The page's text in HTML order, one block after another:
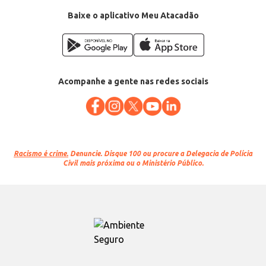
Baixe o aplicativo Meu Atacadão
Acompanhe a gente nas redes sociais
Racismo é crime. Denuncie. Disque 100 ou procure a Delegacia de Polícia
Civil mais próxima ou o Ministério Público.